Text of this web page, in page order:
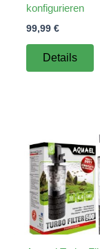
konfigurieren
99,99 €
Details